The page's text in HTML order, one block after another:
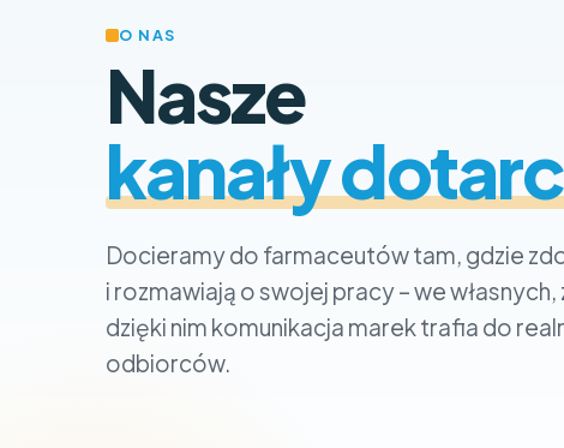
O NAS
Nasze
kanały
Docieramy do farmaceutów tam, gdzie
i rozmawiają o swojej pracy – we
dzięki nim komunikacja marek trafia do
odbiorców.